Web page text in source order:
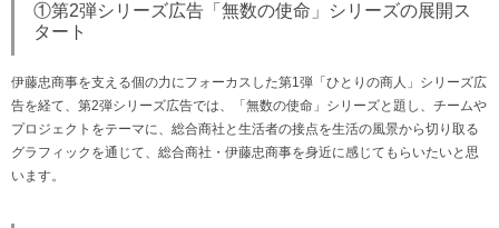
①第2弾シリーズ広告「無数の使命」シリーズの展開ス
タート
伊藤忠商事を支える個の力にフォーカスした第1弾「ひとりの商人」シリーズ広
告を経て、第2弾シリーズ広告では、「無数の使命」シリーズと題し、チームや
プロジェクトをテーマに、総合商社と生活者の接点を生活の風景から切り取る
グラフィックを通じて、総合商社・伊藤忠商事を身近に感じてもらいたいと思
います。